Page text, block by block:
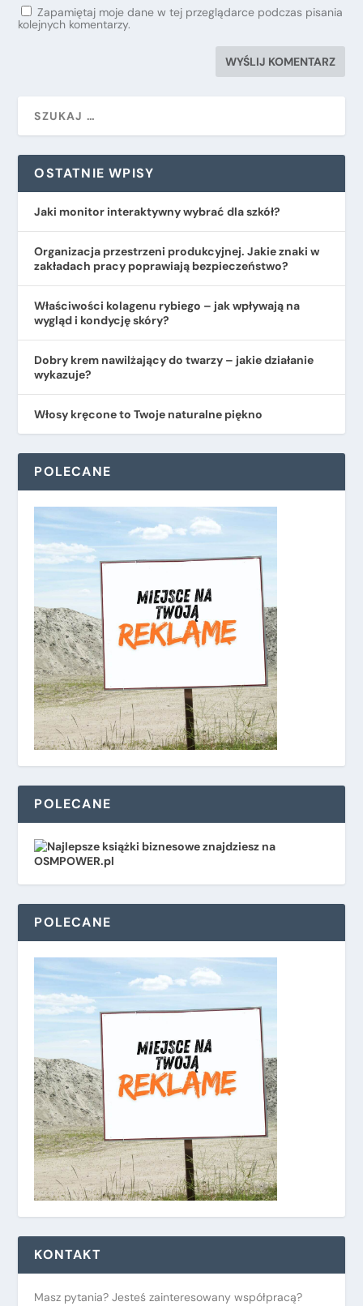
Zapamiętaj moje dane w tej przeglądarce podczas pisania
kolejnych komentarzy.
OSTATNIE WPISY
Jaki monitor interaktywny wybrać dla szkół?
Organizacja przestrzeni produkcyjnej. Jakie znaki w
zakładach pracy poprawiają bezpieczeństwo?
​Właściwości kolagenu rybiego – jak wpływają na
wygląd i kondycję skóry?
Dobry krem nawilżający do twarzy – jakie działanie
wykazuje?
Włosy kręcone to Twoje naturalne piękno
POLECANE
POLECANE
POLECANE
KONTAKT
Masz pytania? Jesteś zainteresowany współpracą?